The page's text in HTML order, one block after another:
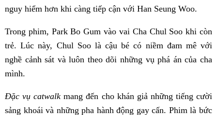
nguy hiểm hơn khi càng tiếp cận với Han Seung Woo.
Trong phim, Park Bo Gum vào vai Cha Chul Soo khi còn
trẻ. Lúc này, Chul Soo là cậu bé có niềm đam mê với
nghề cảnh sát và luôn theo dõi những vụ phá án của cha
mình.
Đặc vụ catwalk mang đến cho khán giả những tiếng cười
sảng khoái và những pha hành động gay cấn. Phim là bức